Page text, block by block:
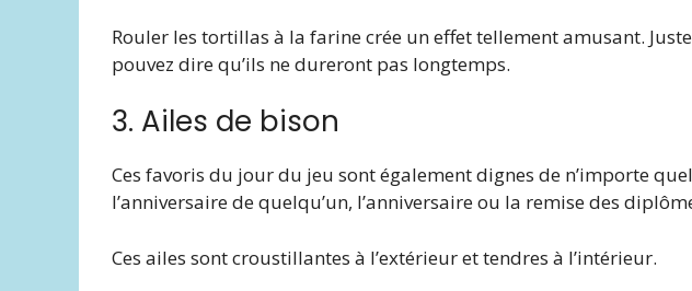
Rouler les tortillas à la farine crée un effet tellement amusant.
pouvez dire qu’ils ne dureront pas longtemps.
3. Ailes de bison
Ces favoris du jour du jeu sont également dignes de n’importe
l’anniversaire de quelqu’un, l’anniversaire ou la remise des
Ces ailes sont croustillantes à l’extérieur et tendres à l’intérieur.